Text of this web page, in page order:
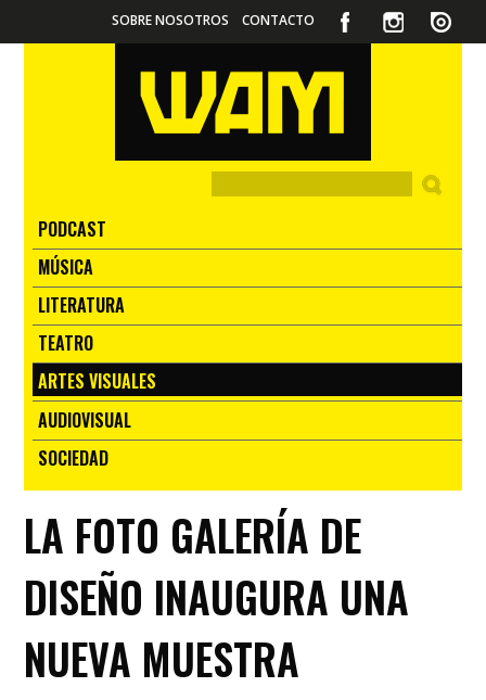
SOBRE NOSOTROS CONTACTO
PODCAST
MÚSICA
LITERATURA
TEATRO
ARTES VISUALES
AUDIOVISUAL
SOCIEDAD
LA FOTO GALERÍA DE
DISEÑO INAUGURA UNA
NUEVA MUESTRA